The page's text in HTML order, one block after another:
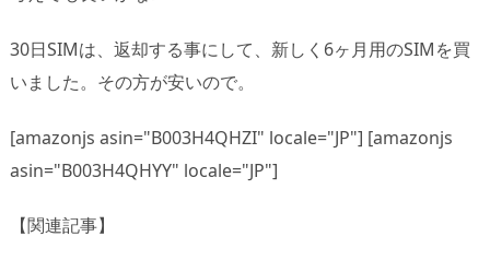
30日SIMは、返却する事にして、新しく6ヶ月用のSIMを買
いました。その方が安いので。
[amazonjs asin="B003H4QHZI" locale="JP"] [amazonjs
asin="B003H4QHYY" locale="JP"]
【関連記事】